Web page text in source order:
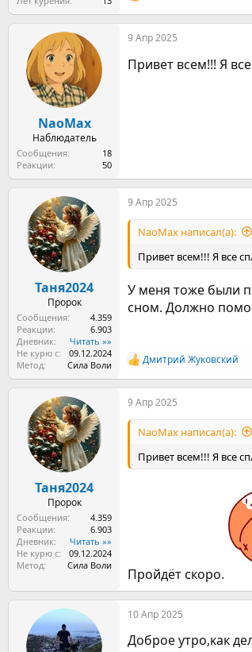
е
а
к
и
NaoMax
Наблюдатель
Сообщения
18
Реакции
50
9 Апр 2025
Привет всем!!! Я
Таня2024
Пророк
Сообщения
4.359
Реакции
6.903
Дневник
Читать »»
Не курю с
09.12.2024
Метод
Сила Воли
9 Апр 2025
NaoMax написал(а):
Привет всем!!! Я все
У меня тоже были
сном. Должно
Р
е
а
к
и
Дмитрий Жуковский
Таня2024
Пророк
Сообщения
4.359
Реакции
6.903
Дневник
Читать »»
Не курю с
09.12.2024
Метод
Сила Воли
9 Апр 2025
NaoMax написал(а):
Привет всем!!! Я все
Пройдёт скоро.
10 Апр 2025
Доброе утро,как